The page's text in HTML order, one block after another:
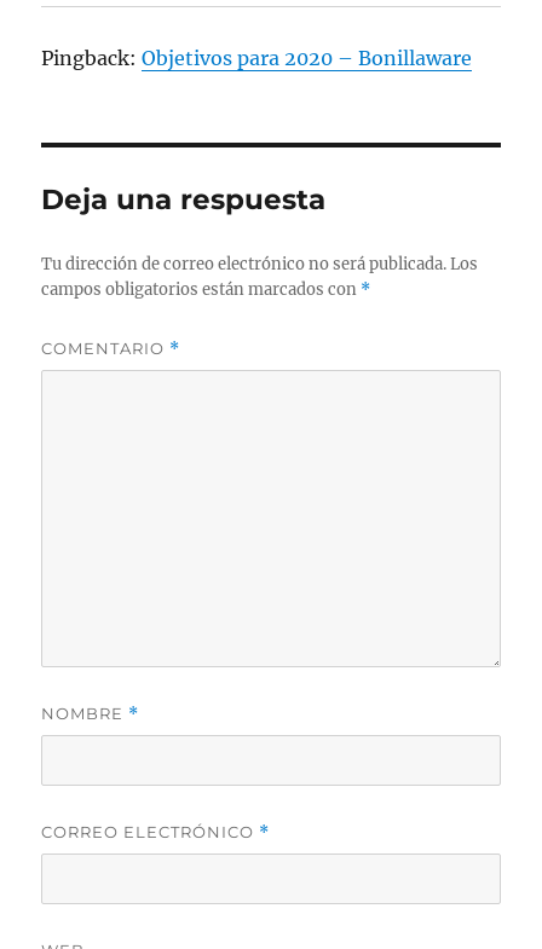
Pingback:Objetivos para 2020 – Bonillaware
Deja una respuesta
Tu dirección de correo electrónico no será publicada. Los
campos obligatorios están marcados con *
COMENTARIO *
NOMBRE *
CORREO ELECTRÓNICO *